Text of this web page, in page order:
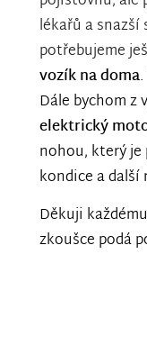
lékařů a
potřebujeme
vozík na doma
Dále bychom z
elektrický
nohou, který
kondice a
Děkuji
zkoušce podá